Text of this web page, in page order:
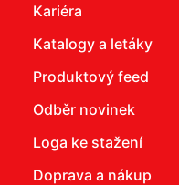
Kariéra
Katalogy a letáky
Produktový feed
Odběr novinek
Loga ke stažení
Doprava a nákup